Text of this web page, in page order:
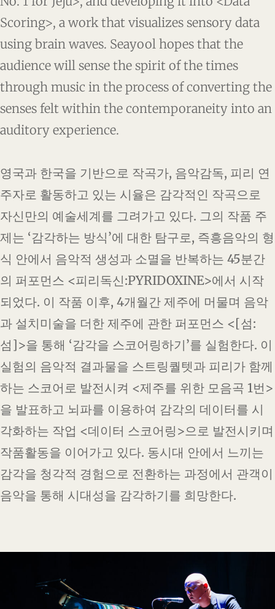
Scoring>, a work that visualizes sensory data
using brain waves. Seayool hopes that the
audience will sense the spirit of the times
through music in the process of converting the
senses felt within the contemporaneity into an
auditory experience.
영국과 한국을 기반으로 작곡가, 음악감독, 피리 연
주자로 활동하고 있는 시율은 감각적인 작곡으로
자신만의 예술세계를 그려가고 있다. 그의 작품 주
제는 ‘감각하는 방식’에 대한 탐구로, 즉흥음악의 형
식 안에서 음악적 생성과 소멸을 반복하는 45분간
의 퍼포먼스 <피리독신:PYRIDOXINE>에서 시작
되었다. 이 작품 이후, 4개월간 제주에 머물며 음악
과 설치미술을 더한 제주에 관한 퍼포먼스 <[섬:
섬]>을 통해 ‘감각을 스코어링하기’를 실험한다. 이
실험의 음악적 결과물을 스트링퀄텟과 피리가 함께
하는 스코어로 발전시켜 <제주를 위한 모음곡 1번>
을 발표하고 뇌파를 이용하여 감각의 데이터를 시
각화하는 작업 <데이터 스코어링>으로 발전시키며
작품활동을 이어가고 있다. 동시대 안에서 느끼는
감각을 청각적 경험으로 전환하는 과정에서 관객이
음악을 통해 시대성을 감각하기를 희망한다.